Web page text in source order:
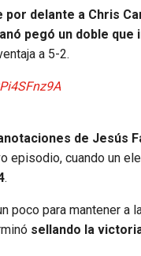
por delante a Chris
pegó un doble que
a 5-2.
de Jesús
episodio, cuando un
.
poco para mantener a
sellando la